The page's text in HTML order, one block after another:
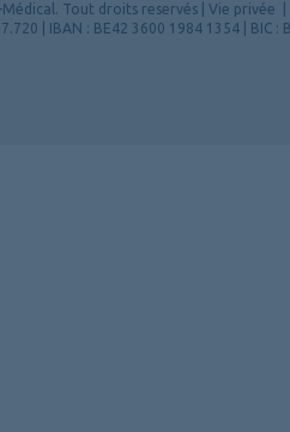
Tout droits reservés Vie privée
| IBAN : BE42 3600 1984 1354 | BIC :